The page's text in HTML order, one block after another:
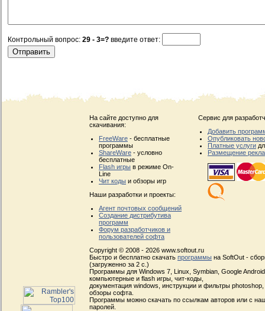
Контрольный вопрос: 29 - 3=? введите ответ:
На сайте доступно для
скачивания:
FreeWare - бесплатные
программы
ShareWare - условно
бесплатные
Flash игры в режиме On-
Line
Чит коды и обзоры игр
Наши разработки и проекты:
Агент почтовых сообщений
Создание дистрибутива
программ
Форум разработчиков и
пользователей софта
Сервис для
Добавить
Опубликовать
Платные услуги
Размещение
Copyright © 2008 - 2026 www.softout.ru
Быстро и бесплатно скачать программы на SoftOut -
(загруженно за 2 с.)
Программы для Windows 7, Linux, Symbian, Google
компьютерные и flash игры, чит-коды,
документация windows, инструкции и фильтры
обзоры софта.
Программы можно скачать по ссылкам авторов или с
паролей.